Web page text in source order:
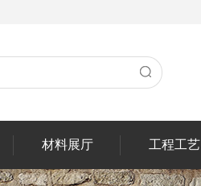
材料展厅 工程工艺